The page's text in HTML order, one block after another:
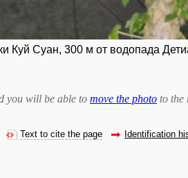
Куй Суан, 300 м от водопада
you will be able to move the photo to the
Text to cite the page Identification